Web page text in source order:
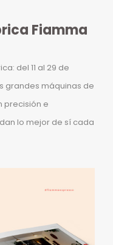
Fiamma
del 11 al 29 de
grandes máquinas de
precisión e
lo mejor de sí cada